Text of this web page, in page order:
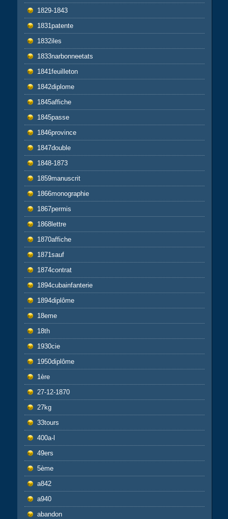
1829-1843
1831patente
1832iles
1833narbonneetats
1841feuilleton
1842diplome
1845affiche
1845passe
1846province
1847double
1848-1873
1859manuscrit
1866monographie
1867permis
1868lettre
1870affiche
1871sauf
1874contrat
1894cubainfanterie
1894diplôme
18eme
18th
1930cie
1950diplôme
1ère
27-12-1870
27kg
33tours
400a-l
49ers
5ème
a842
a940
abandon